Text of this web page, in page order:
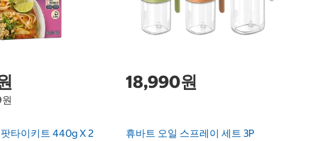
타이키트 440g X 2
18,990원
휴바트 오일 스프레이 세트 3P